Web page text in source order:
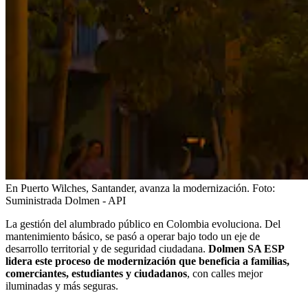
En Puerto Wilches, Santander, avanza la modernización. Foto:
Suministrada Dolmen - API
La gestión del alumbrado público en Colombia evoluciona. Del
mantenimiento básico, se pasó a operar bajo todo un eje de
desarrollo territorial y de seguridad ciudadana. Dolmen SA ESP
lidera este proceso de modernización que beneficia a familias,
comerciantes, estudiantes y ciudadanos, con calles mejor
iluminadas y más seguras.